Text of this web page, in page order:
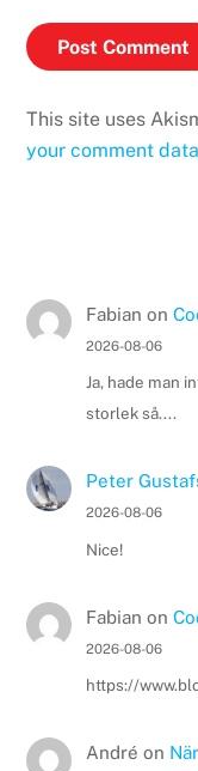
This site uses
your comment
Fabian on
2026-08-06
Ja, hade man
storlek så....
Peter
2026-08-06
Nice!
Fabian on
2026-08-06
https://
André on